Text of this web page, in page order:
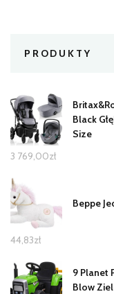
PRODUKTY
Black
Size
3 769,00zł
Beppe
44,83zł
9 Planet
Blow